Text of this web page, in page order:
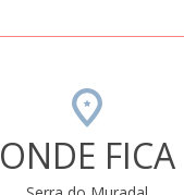
ONDE FICA